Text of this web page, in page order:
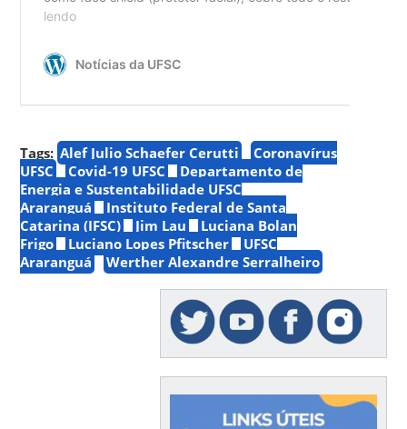
Tags: Alef Julio Schaefer Cerutti
Coronavírus
UFSC
Covid-19 UFSC
Departamento de
Energia e Sustentabilidade UFSC
Araranguá
Instituto Federal de Santa
Catarina (IFSC)
Jim Lau
Luciana Bolan
Frigo
Luciano Lopes Pfitscher
UFSC
Araranguá
Werther Alexandre Serralheiro